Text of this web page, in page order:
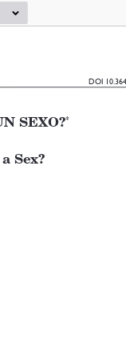
DOI
SEXO? *
Sex?